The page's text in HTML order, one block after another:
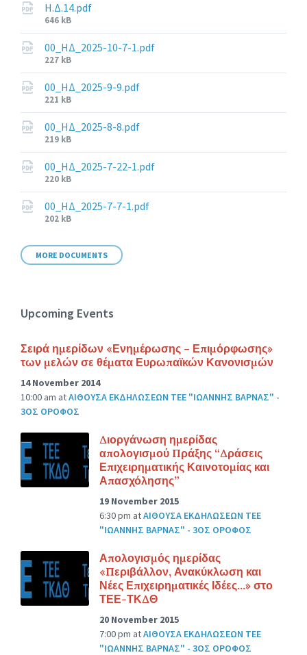
Η.Δ.14.pdf
File
size:
646 kB
00_ΗΔ_2025-10-7-1.pdf
File
size:
227 kB
00_ΗΔ_2025-9-9.pdf
File
size:
221 kB
00_ΗΔ_2025-8-8.pdf
File
size:
219 kB
00_ΗΔ_2025-7-22-1.pdf
File
size:
220 kB
00_ΗΔ_2025-7-7-1.pdf
File
202 kB
MORE DOCUMENTS
Upcoming Events
Σειρά ημερίδων «Ενημέρωσης – Επιμόρφωσης»
των μελών σε θέματα Ευρωπαϊκών Κανονισμών
14 November 2014
10:00 am atΑΙΘΟΥΣΑ ΕΚΔΗΛΩΣΕΩΝ ΤΕΕ "ΙΩΑΝΝΗΣ ΒΑΡΝΑΣ" -
3ΟΣ ΟΡΟΦΟΣ
Διοργάνωση ημερίδας
απολογισμού Πράξης “Δράσεις
Επιχειρηματικής Καινοτομίας και
Απασχόλησης”
19 November 2015
6:30 pm atΑΙΘΟΥΣΑ ΕΚΔΗΛΩΣΕΩΝ ΤΕΕ
"ΙΩΑΝΝΗΣ ΒΑΡΝΑΣ" - 3ΟΣ ΟΡΟΦΟΣ
Απολογισμός ημερίδας
«Περιβάλλον, Ανακύκλωση και
Νέες Επιχειρηματικές Ιδέες…» στο
ΤΕΕ-ΤΚΔΘ
20 November 2015
7:00 pm atΑΙΘΟΥΣΑ ΕΚΔΗΛΩΣΕΩΝ ΤΕΕ
"ΙΩΑΝΝΗΣ ΒΑΡΝΑΣ" - 3ΟΣ ΟΡΟΦΟΣ